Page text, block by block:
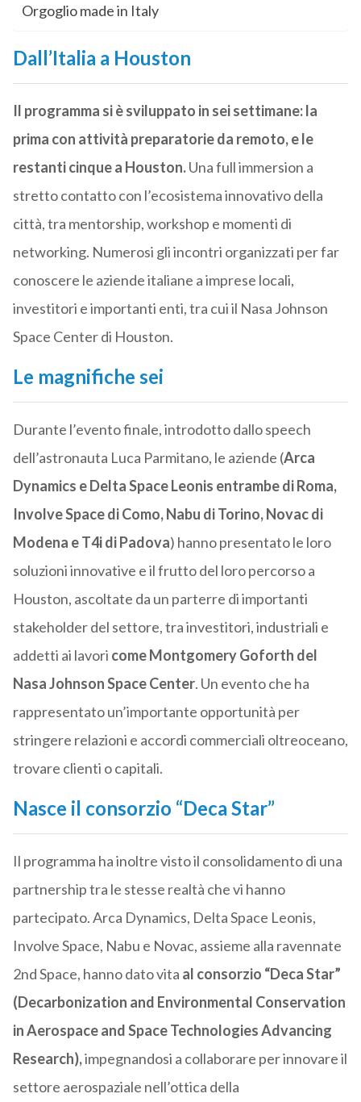
Orgoglio made in Italy
Dall’Italia a Houston
Il programma si è sviluppato in sei settimane: la
prima con attività preparatorie da remoto, e le
restanti cinque a Houston.Una full immersion a
stretto contatto con l’ecosistema innovativo della
città, tra mentorship, workshop e momenti di
networking. Numerosi gli incontri organizzati per far
conoscere le aziende italiane a imprese locali,
investitori e importanti enti, tra cui il Nasa Johnson
Space Center di Houston.
Le magnifiche sei
Durante l’evento finale, introdotto dallo speech
dell’astronauta Luca Parmitano, le aziende (Arca
Dynamics e Delta Space Leonis entrambe di Roma,
Involve Space di Como, Nabu di Torino, Novac di
Modena e T4i di Padova) hanno presentato le loro
soluzioni innovative e il frutto del loro percorso a
Houston, ascoltate da un parterre di importanti
stakeholder del settore, tra investitori, industriali e
addetti ai lavori come Montgomery Goforth del
Nasa Johnson Space Center. Un evento che ha
rappresentato un’importante opportunità per
stringere relazioni e accordi commerciali oltreoceano,
trovare clienti o capitali.
Nasce il consorzio “Deca Star”
Il programma ha inoltre visto il consolidamento di una
partnership tra le stesse realtà che vi hanno
partecipato. Arca Dynamics, Delta Space Leonis,
Involve Space, Nabu e Novac, assieme alla ravennate
2nd Space, hanno dato vita al consorzio “Deca Star”
(Decarbonization and Environmental Conservation
in Aerospace and Space Technologies Advancing
Research),impegnandosi a collaborare per innovare il
settore aerospaziale nell’ottica della